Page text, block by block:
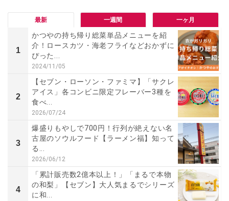
最新 一週間 一ヶ月
1
かつやの持ち帰り総菜単品メニューを紹
介！ロースカツ・海老フライなどおかずに
ぴった...
2024/11/05
2
【セブン・ローソン・ファミマ】「サクレ
アイス」各コンビニ限定フレーバー3種を
食べ...
2026/07/24
3
爆盛りもやしで700円！行列が絶えない名
古屋のソウルフード【ラーメン福】知って
る...
2026/06/12
4
「累計販売数2億本以上！」「まるで本物
の和梨」【セブン】大人気まるでシリーズ
に和...